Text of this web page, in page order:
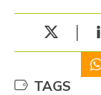
TAGS